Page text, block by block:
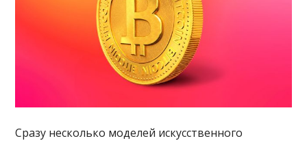
Сразу несколько моделей искусственного